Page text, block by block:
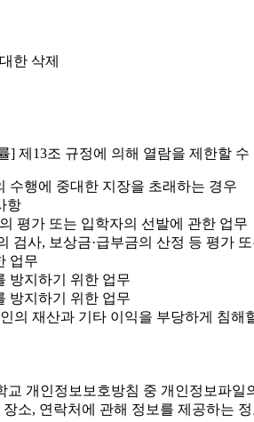
한 삭제
제13조 규정에 의해 열람을 제한할 수
수행에 중대한 지장을 초래하는 경우
항
평가 또는 입학자의 선발에 관한 업무
검사, 보상금·급부금의 산정 등 평가
업무
방지하기 위한 업무
방지하기 위한 업무
의 재산과 기타 이익을 부당하게 침해
개인정보보호방침 중 개인정보파일
소, 연락처에 관해 정보를 제공하는 정